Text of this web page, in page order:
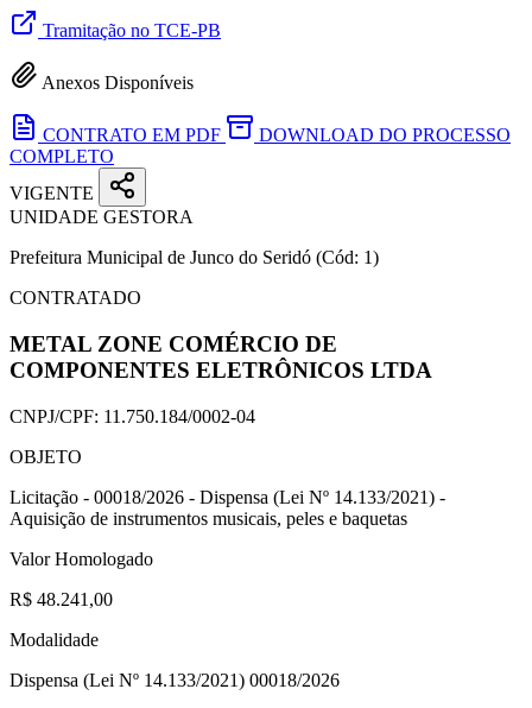
Tramitação no TCE-PB
Anexos Disponíveis
CONTRATO EM PDF
DOWNLOAD DO PROCESSO
COMPLETO
VIGENTE
UNIDADE GESTORA
Prefeitura Municipal de Junco do Seridó (Cód: 1)
CONTRATADO
METAL ZONE COMÉRCIO DE
COMPONENTES ELETRÔNICOS LTDA
CNPJ/CPF: 11.750.184/0002-04
OBJETO
Licitação - 00018/2026 - Dispensa (Lei Nº 14.133/2021) -
Aquisição de instrumentos musicais, peles e baquetas
Valor Homologado
R$ 48.241,00
Modalidade
Dispensa (Lei Nº 14.133/2021) 00018/2026